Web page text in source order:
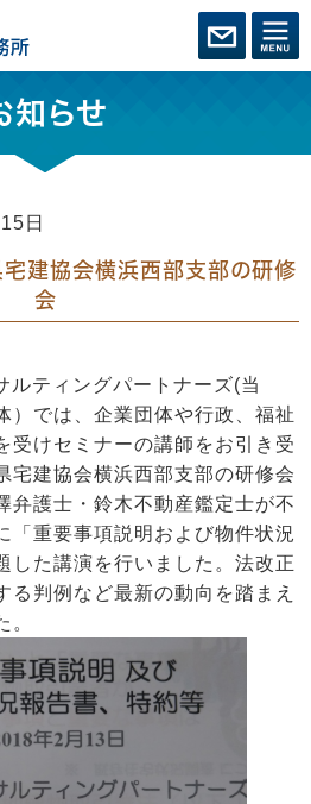
知らせ
日
建協会横浜西部支部の研修
会
ルティングパートナーズ(当
）では、企業団体や行政、福祉
受けセミナーの講師をお引き受
宅建協会横浜西部支部の研修会
弁護士・鈴木不動産鑑定士が不
「重要事項説明および物件状況
した講演を行いました。法改正
る判例など最新の動向を踏まえ
。